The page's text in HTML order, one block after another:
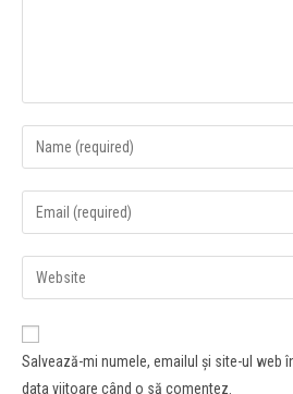
Salvează-mi numele, emailul și site-ul web
data viitoare când o să comentez.